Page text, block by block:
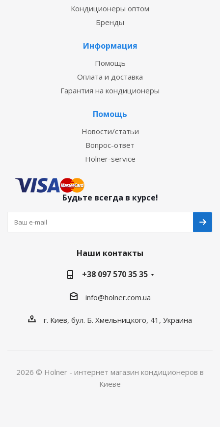
Кондиционеры оптом
Бренды
Информация
Помощь
Оплата и доставка
Гарантия на кондиционеры
Помощь
Новости/статьи
Вопрос-ответ
Holner-service
Будьте всегда в курсе!
Наши контакты
+38 097 570 35 35
info@holner.com.ua
г. Киев, бул. Б. Хмельницкого, 41, Украина
2026 © Holner - интернет магазин кондиционеров в
Киеве